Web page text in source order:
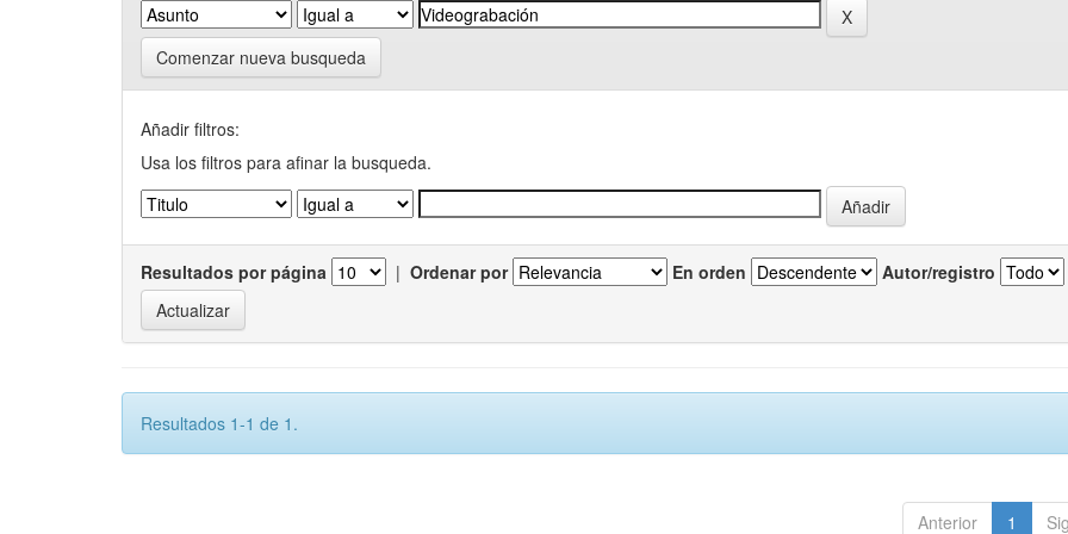
Comenzar nueva busqueda
Añadir filtros:
Usa los filtros para afinar la busqueda.
Resultados por página | Ordenar por En orden Autor/registro
Resultados 1-1 de 1.
Anterior 1